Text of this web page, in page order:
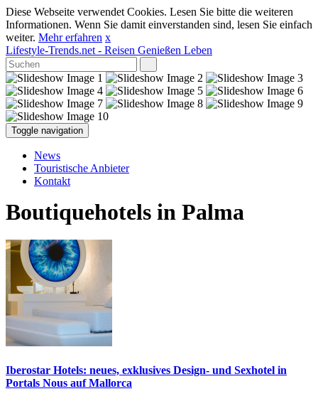
Diese Webseite verwendet Cookies. Lesen Sie bitte die weiteren
Informationen. Wenn Sie damit einverstanden sind, lesen Sie einfach
weiter. Mehr erfahren x
Lifestyle-Trends.net - Reisen Genießen Leben
Toggle navigation
News
Touristische Anbieter
Kontakt
Boutiquehotels in Palma
Iberostar Hotels: neues, exklusives Design- und Sexhotel in
Portals Nous auf Mallorca